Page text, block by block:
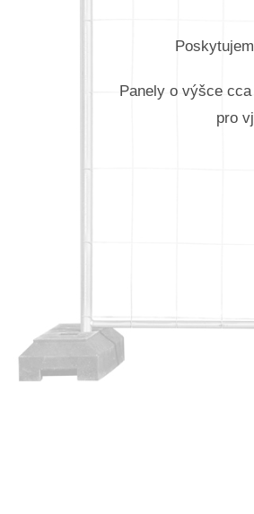
Panely o výšce
pro